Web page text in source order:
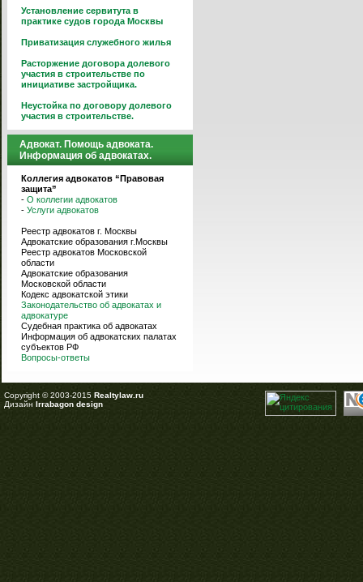
Установление сервитута в
практике судов города Москвы
Приватизация служебного жилья
Расторжение договора долевого
участия в строительстве по
инициативе застройщика.
Неустойка по договору долевого
участия в строительстве.
Адвокат. Помощь адвоката.
Информация об адвокатах.
Коллегия адвокатов “Правовая
защита”
- О коллегии адвокатов
- Услуги адвокатов
Реестр адвокатов г. Москвы
Адвокатские образования г.Москвы
Реестр адвокатов Московской
области
Адвокатские образования
Московской области
Кодекс адвокатской этики
Законодательство об адвокатах и
адвокатуре
Судебная практика об адвокатах
Информация об адвокатских палатах
субъектов РФ
Вопросы-ответы
Copyright © 2003-2015 Realtylaw.ru
Дизайн Irrabagon design